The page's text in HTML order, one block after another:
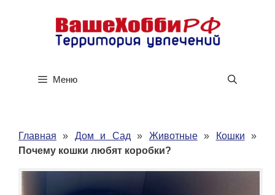
содержимому
Меню
Главная » Дом и Сад » Животные» Кошки »
Почему кошки любят коробки?